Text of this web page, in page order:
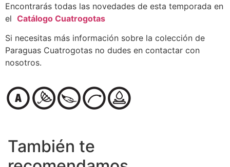
Encontrarás todas las novedades de esta temporada en
el Catálogo Cuatrogotas
Si necesitas más información sobre la colección de
Paraguas Cuatrogotas no dudes en contactar con
nosotros.
También te